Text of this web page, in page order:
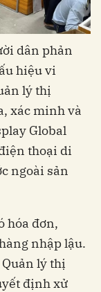
dân phản
hiệu vi
lý thị
xác minh và
Global
thoại di
ngoài sản
hóa đơn,
nhập lậu.
lý thị
định xử